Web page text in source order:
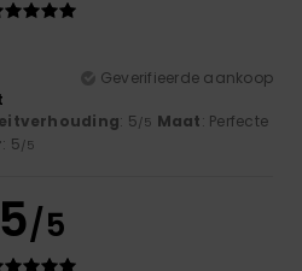
Geverifieerde aankoop
: 5/5 Maat: Perfecte
: 5/5
5/5